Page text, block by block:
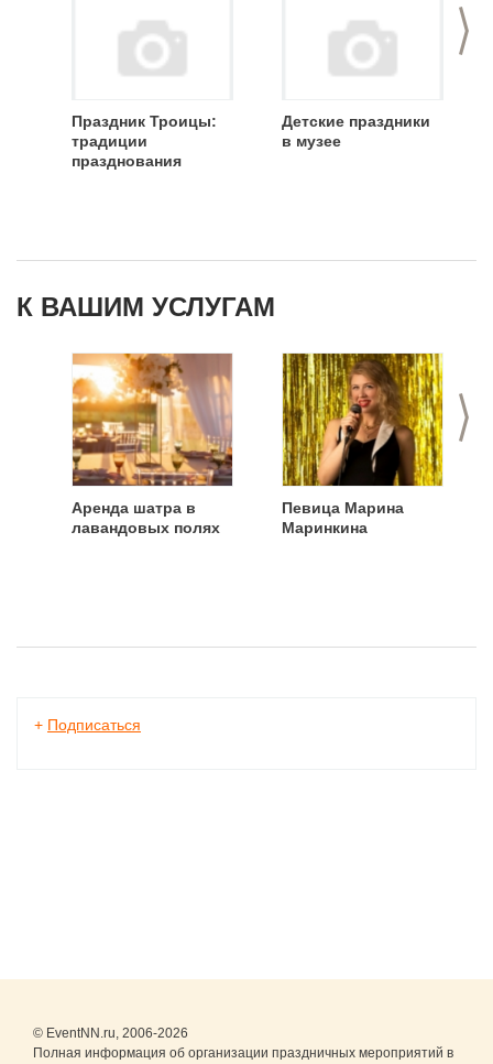
>
Праздник Троицы:
традиции
празднования
Детские праздники
в музее
К ВАШИМ УСЛУГАМ
>
Аренда шатра в
лавандовых полях
Певица Марина
Маринкина
+ Подписаться
© EventNN.ru, 2006-2026
Полная информация об организации праздничных мероприятий в